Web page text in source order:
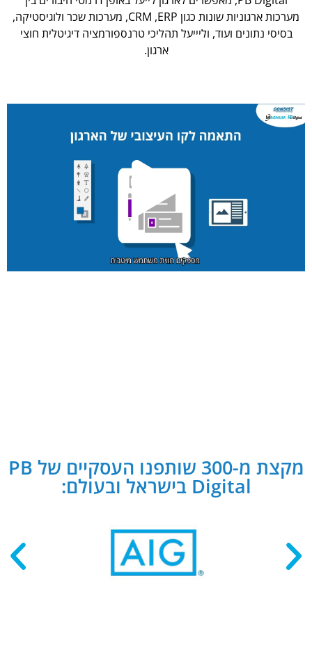
מערכות ארגוניות שונות כגון CRM ,ERP, מערכות שכר ולוגיסטיקה,
בסיסי נתונים ועוד, וליייעל תהליכי טרנספורמציה דיגיטלית חוצי
ארגון.
מקצת מ-300 שותפנו העסקיים של PB
Digital בישראל ובעולם: